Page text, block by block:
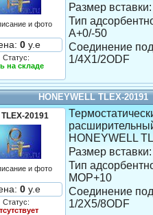
и фото
0 у.е
Статус:
на складе
Размер вставки:
Тип
A+0/-50
Соединение
1/4X1/2ODF
HONEYWELL TLEX-20191
TLEX-20191
и фото
0 у.е
Статус:
HONEYWELL
Размер вставки:
Тип
MOP+10
Соединение
1/2X5/8ODF